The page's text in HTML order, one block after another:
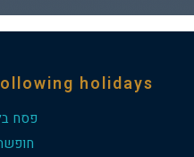
holidays
פסח